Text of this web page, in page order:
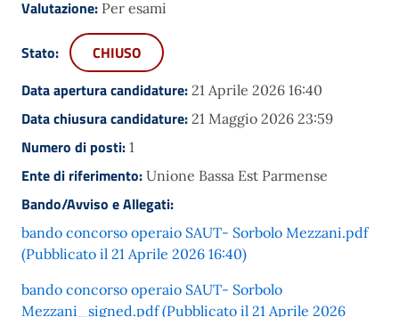
Valutazione: Per esami
Stato:
CHIUSO
Data apertura candidature: 21 Aprile 2026 16:40
Data chiusura candidature: 21 Maggio 2026 23:59
Numero di posti: 1
Ente di riferimento: Unione Bassa Est Parmense
Bando/Avviso e Allegati:
bando concorso operaio SAUT- Sorbolo Mezzani.pdf
(Pubblicato il 21 Aprile 2026 16:40)
bando concorso operaio SAUT- Sorbolo
Mezzani_signed.pdf (Pubblicato il 21 Aprile 2026